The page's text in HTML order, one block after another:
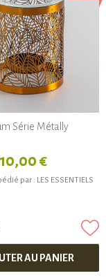
Série Métally
10,00 €
par : LES ESSENTIELS
AU PANIER